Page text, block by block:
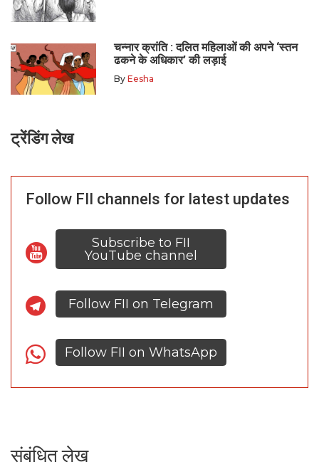
चन्नार क्रांति : दलित महिलाओं की अपने ‘स्तन
ढकने के अधिकार’ की लड़ाई
By Eesha
ट्रेंडिंग लेख
Follow FII channels for latest updates
Subscribe to FII
YouTube channel
Follow FII on Telegram
Follow FII on WhatsApp
संबंधित लेख